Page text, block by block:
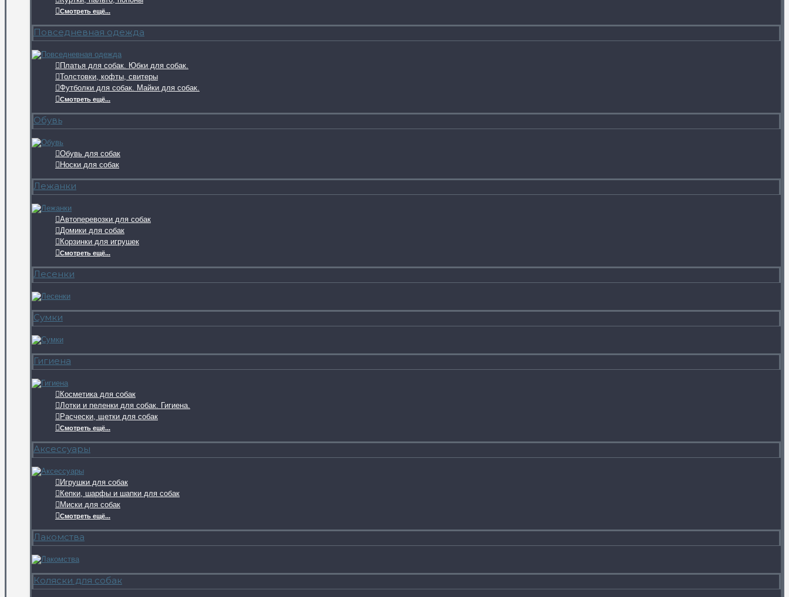
Смотреть ещё...
Повседневная одежда
Платья для собак. Юбки для собак.
Толстовки, кофты, свитеры
Футболки для собак. Майки для собак.
Смотреть ещё...
Обувь
Обувь для собак
Носки для собак
Лежанки
Автоперевозки для собак
Домики для собак
Корзинки для игрушек
Смотреть ещё...
Лесенки
Сумки
Гигиена
Косметика для собак
Лотки и пеленки для собак. Гигиена.
Расчески, щетки для собак
Смотреть ещё...
Аксессуары
Игрушки для собак
Кепки, шарфы и шапки для собак
Миски для собак
Смотреть ещё...
Лакомства
Коляски для собак